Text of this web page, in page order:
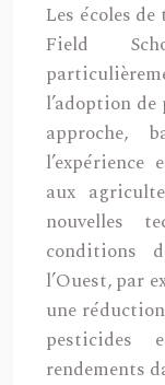
Les écoles
Field
l’adoption
approche,
l’expérience
aux
nouvelles
conditions
l’Ouest, par
une
pesticides
rendements